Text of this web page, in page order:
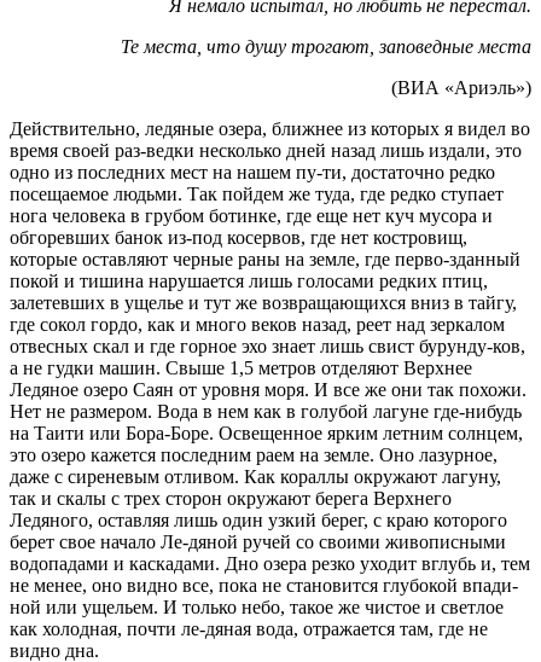
Я немало испытал, но любить не перестал.
Те места, что душу трогают, заповедные места
(ВИА «Ариэль»)
Действительно, ледяные озера, ближнее из которых я видел во
время своей раз-ведки несколько дней назад лишь издали, это
одно из последних мест на нашем пу-ти, достаточно редко
посещаемое людьми. Так пойдем же туда, где редко ступает
нога человека в грубом ботинке, где еще нет куч мусора и
обгоревших банок из-под косервов, где нет костровищ,
которые оставляют черные раны на земле, где перво-зданный
покой и тишина нарушается лишь голосами редких птиц,
залетевших в ущелье и тут же возвращающихся вниз в тайгу,
где сокол гордо, как и много веков назад, реет над зеркалом
отвесных скал и где горное эхо знает лишь свист бурунду-ков,
а не гудки машин. Свыше 1,5 метров отделяют Верхнее
Ледяное озеро Саян от уровня моря. И все же они так похожи.
Нет не размером. Вода в нем как в голубой лагуне где-нибудь
на Таити или Бора-Боре. Освещенное ярким летним солнцем,
это озеро кажется последним раем на земле. Оно лазурное,
даже с сиреневым отливом. Как кораллы окружают лагуну,
так и скалы с трех сторон окружают берега Верхнего
Ледяного, оставляя лишь один узкий берег, с краю которого
берет свое начало Ле-дяной ручей со своими живописными
водопадами и каскадами. Дно озера резко уходит вглубь и, тем
не менее, оно видно все, пока не становится глубокой впади-
ной или ущельем. И только небо, такое же чистое и светлое
как холодная, почти ле-дяная вода, отражается там, где не
видно дна.